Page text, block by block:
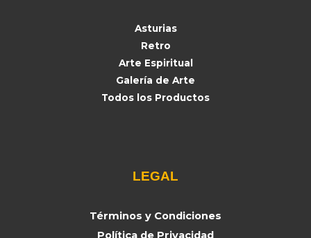
Asturias
Retro
Arte Espiritual
Galería de Arte
Todos los Productos
LEGAL
Términos y Condiciones
Política de Privacidad